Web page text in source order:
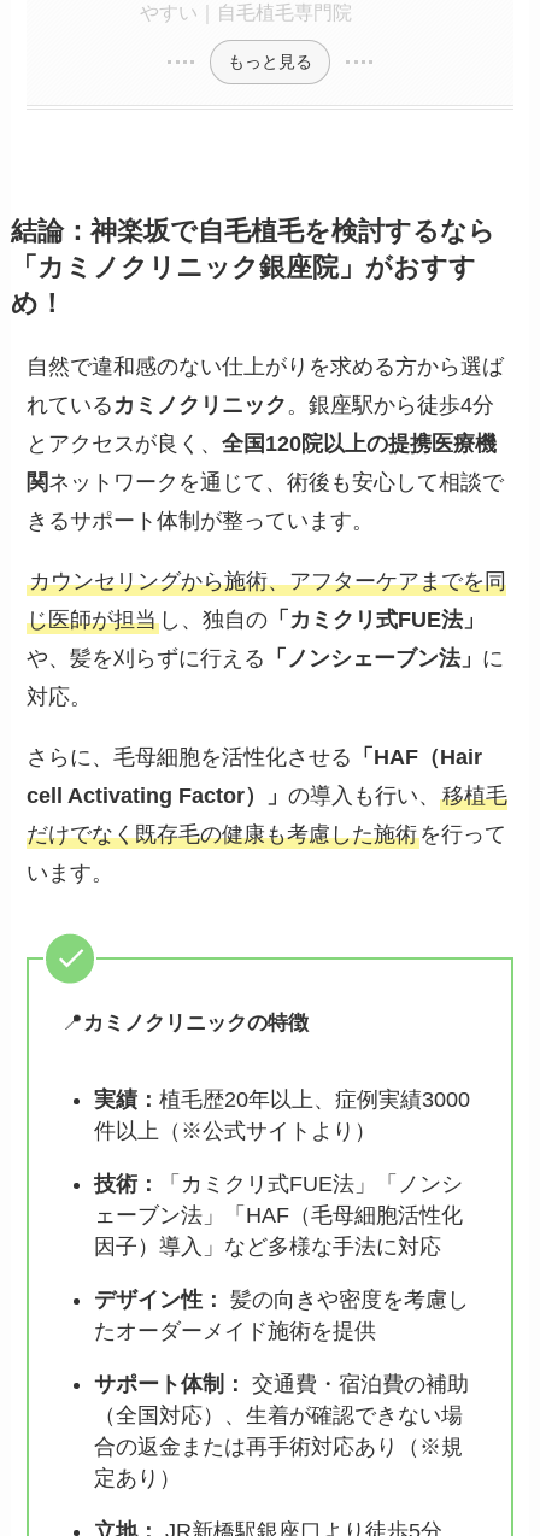
やすい｜自毛植毛専門院
もっと見る
結論：神楽坂で自毛植毛を検討するなら
「カミノクリニック銀座院」がおすす
め！
自然で違和感のない仕上がりを求める方から選ば
れている カミノクリニック。銀座駅から徒歩4分
とアクセスが良く、全国120院以上の提携医療機
関ネットワークを通じて、術後も安心して相談で
きるサポート体制が整っています。
カウンセリングから施術、アフターケアまでを同
じ医師が担当 し、独自の 「カミクリ式FUE法」
や、髪を刈らずに行える 「ノンシェーブン法」 に
対応。
さらに、毛母細胞を活性化させる 「HAF（Hair
cell Activating Factor）」の導入も行い、移植毛
だけでなく既存毛の健康も考慮した施術を行って
います。
📍 カミノクリニックの特徴
実績：植毛歴20年以上、症例実績3000
件以上（※公式サイトより）
技術 ：
「カミクリ式FUE法」「ノンシ
ェーブン法」「HAF（毛母細胞活性化
因子）導入」など多様な手法に対応
デザイン性： 髪の向きや密度を考慮し
たオーダーメイド施術を提供
サポート体制： 交通費・宿泊費の補助
（全国対応）、生着が確認できない場
合の返金または再手術対応あり（※規
定あり）